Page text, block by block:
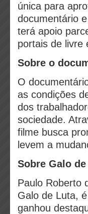
única para
documentário
terá apoio
portais de livre
Sobre o
O
as condições
dos
sociedade.
filme busca
levem a
Sobre Galo
Paulo Roberto
Galo de Luta,
ganhou